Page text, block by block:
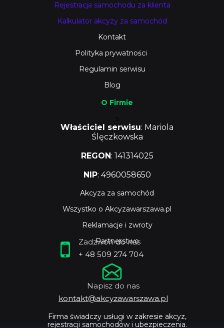
Firma świadczy usługi w zakresie akcyz,
rejestracji samochodów i ubezpieczenia.
Zadzwoń do nas
+ 48 509 274 704
Napisz do nas
kontakt@akcyzawarszawa.pl
O Firmie
Właściciel serwisu: Mariola
Ślęczkowska
REGON: 141314025
NIP: 4960058650
Akcyza za samochód
Wszystko o Akcyzawarszawa.pl
Reklamacje i zwroty
Partnerstwo
Rejestracja samochodu za klienta
Kalkulator akcyzy za samochód
Kontakt
Polityka prywatności
Regulamin serwisu
Blog